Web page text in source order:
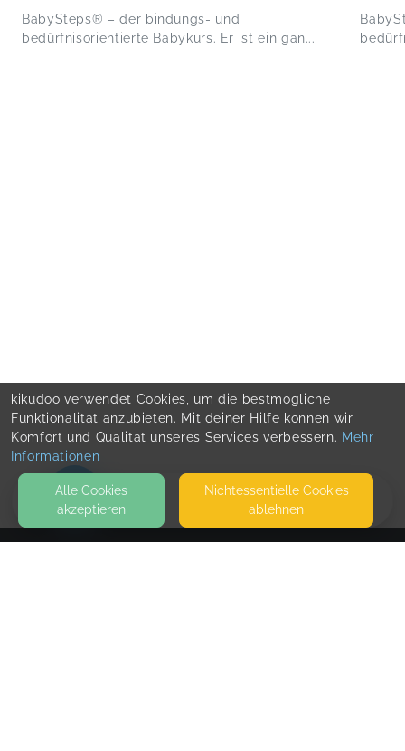
HOME
BabySteps® – der bindungs- und
bedürfnisorientierte Babykurs. Er ist ein gan...
kikudoo verwendet Cookies, um die bestmögliche
Funktionalität anzubieten. Mit deiner Hilfe können wir
Komfort und Qualität unseres Services verbessern. Mehr
Informationen
Alle Cookies
akzeptieren
Nicht­essentielle Cookies
ablehnen